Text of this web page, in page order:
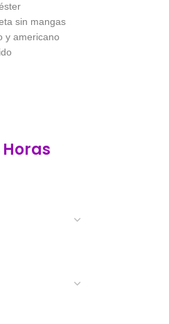
sin mangas
y americano
Horas